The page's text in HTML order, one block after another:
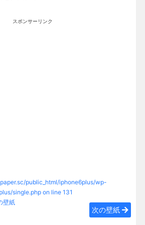
スポンサーリンク
public_html/iphone6plus/wp-
single.php on line 131
壁紙
次の壁紙